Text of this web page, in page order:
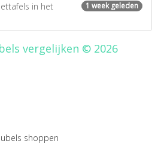
1 week geleden
in het
vergelijken © 2026
shoppen